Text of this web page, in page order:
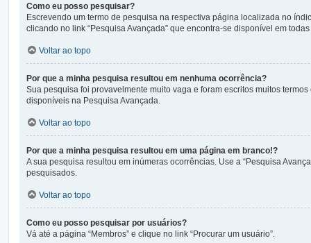
Como eu posso pesquisar?
Escrevendo um termo de pesquisa na respectiva página localizada no
clicando no link “Pesquisa Avançada” que encontra-se disponível em
Voltar ao topo
Por que a minha pesquisa resultou em nenhuma ocorrência?
Sua pesquisa foi provavelmente muito vaga e foram escritos muitos
disponíveis na Pesquisa Avançada.
Voltar ao topo
Por que a minha pesquisa resultou em uma página em branco!?
A sua pesquisa resultou em inúmeras ocorrências. Use a “Pesquisa
pesquisados.
Voltar ao topo
Como eu posso pesquisar por usuários?
Vá até a página “Membros” e clique no link “Procurar um usuário”.